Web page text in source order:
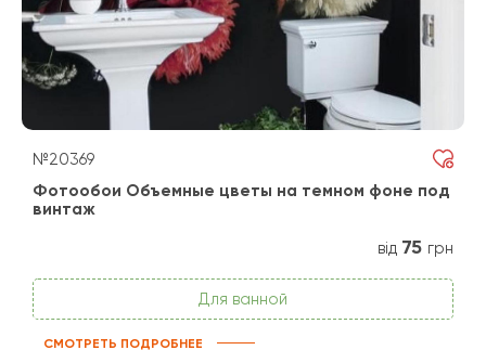
№20369
Фотообои Объемные цветы на темном фоне под
винтаж
від 75 грн
Для ванной
СМОТРЕТЬ ПОДРОБНЕЕ